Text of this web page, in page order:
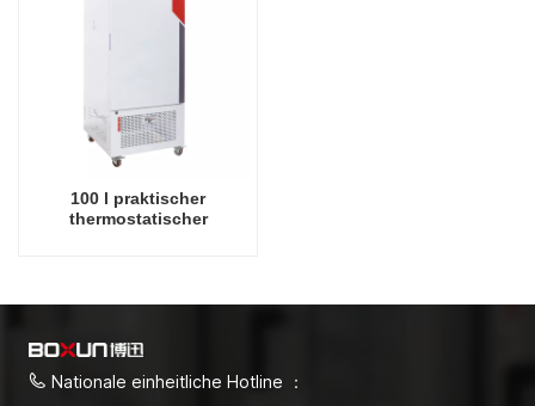
100 l praktischer
thermostatischer
Nationale einheitliche Hotline ：